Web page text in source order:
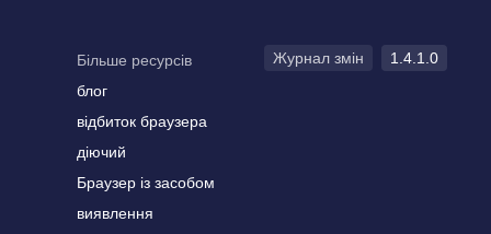
Більше ресурсів
блог
відбиток браузера
діючий
Браузер із засобом
виявлення
Журнал змін 1.4.1.0